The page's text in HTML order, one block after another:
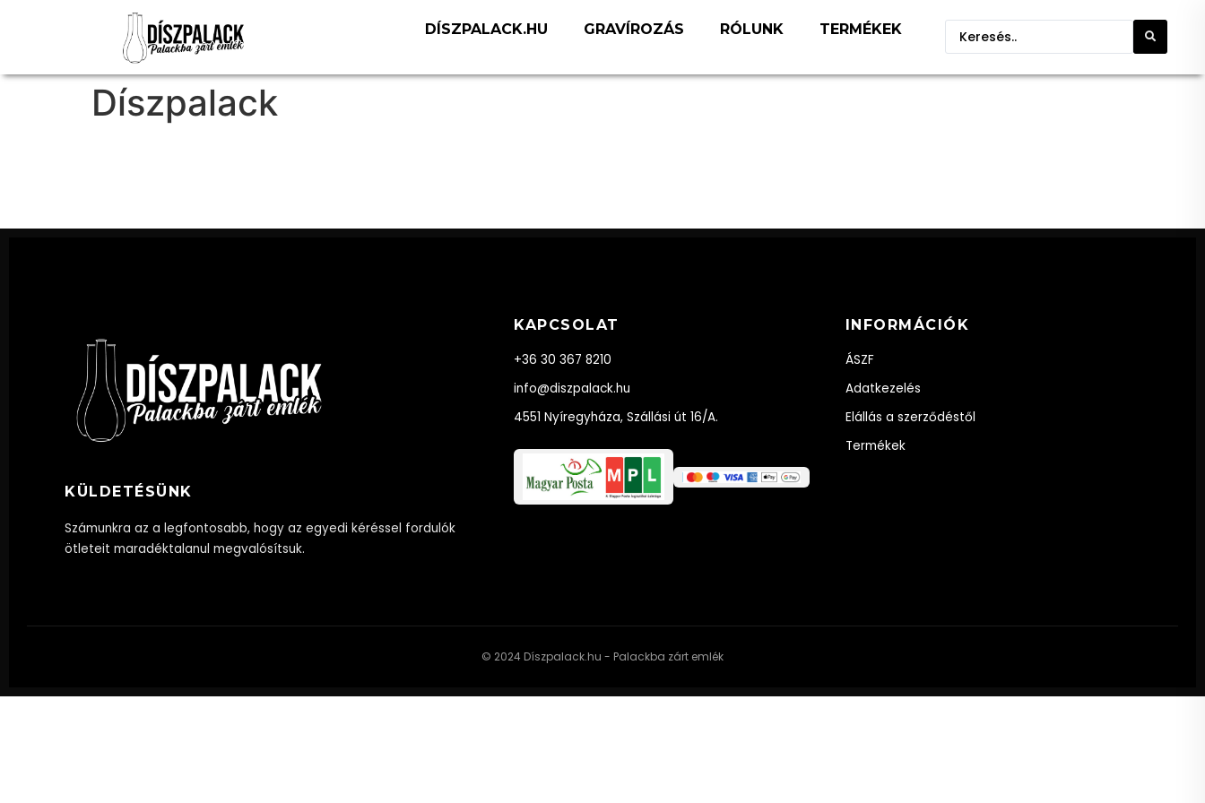
DÍSZPALACK.HU GRAVÍROZÁS RÓLUNK TERMÉKEK
Díszpalack
KÜLDETÉSÜNK
Számunkra az a legfontosabb, hogy az egyedi kéréssel fordulók
ötleteit maradéktalanul megvalósítsuk.
KAPCSOLAT
+36 30 367 8210
info@diszpalack.hu
4551 Nyíregyháza, Szállási út 16/A.
INFORMÁCIÓK
ÁSZF
Adatkezelés
Elállás a szerződéstől
Termékek
© 2024 Díszpalack.hu - Palackba zárt emlék